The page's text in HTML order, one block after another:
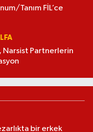
Tanım FİL’ce
Narsist Partnerlerin
bir erkek